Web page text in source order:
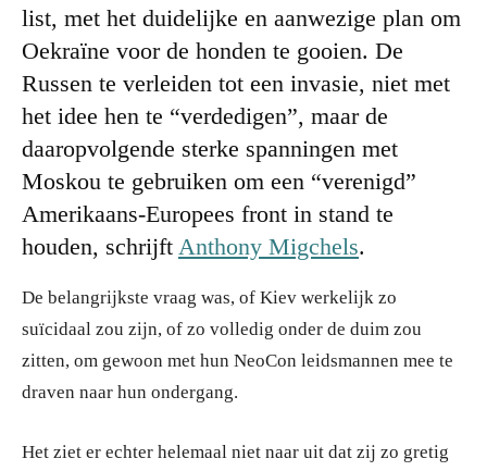
list, met het duidelijke en aanwezige plan om
Oekraïne voor de honden te gooien. De
Russen te verleiden tot een invasie, niet met
het idee hen te “verdedigen”, maar de
daaropvolgende sterke spanningen met
Moskou te gebruiken om een “verenigd”
Amerikaans-Europees front in stand te
houden, schrijft Anthony Migchels.
De belangrijkste vraag was, of Kiev werkelijk zo
suïcidaal zou zijn, of zo volledig onder de duim zou
zitten, om gewoon met hun NeoCon leidsmannen mee te
draven naar hun ondergang.
Het ziet er echter helemaal niet naar uit dat zij zo gretig